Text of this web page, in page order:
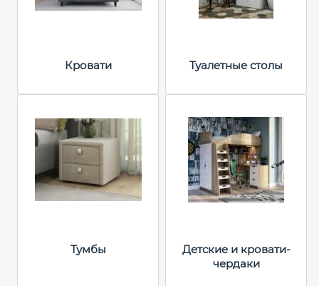
Кровати Туалетные столы
Тумбы
Детские и кровати-
чердаки